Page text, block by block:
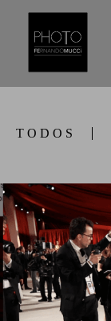
TODOS